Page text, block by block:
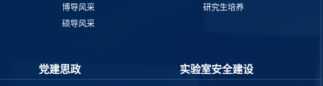
博导风采
硕导风采
研究生培养
党建思政 实验室安全建设